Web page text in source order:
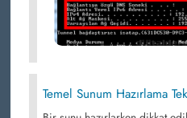
Temel Sunum Hazırlama